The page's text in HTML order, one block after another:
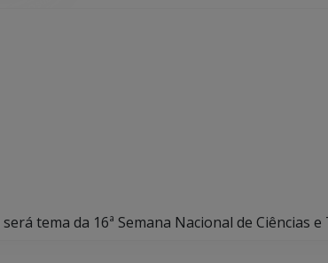
tema da 16ª Semana Nacional de Ciências